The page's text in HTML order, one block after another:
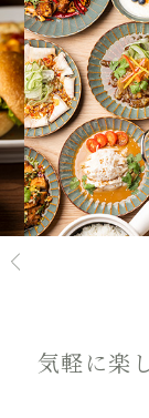
気軽に楽